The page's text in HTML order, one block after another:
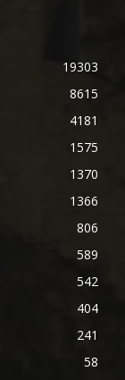
19303
8615
4181
1575
1370
1366
806
589
542
404
241
58